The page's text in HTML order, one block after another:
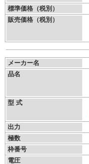
標準価格（税別）
販売価格（税別）
メーカー名
品名
型 式
出力
極数
枠番号
電圧